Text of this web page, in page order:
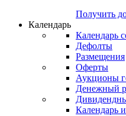
Получить
Календарь
Календарь
Дефолты
Размещения
Оферты
Аукционы
Денежный
Календарь